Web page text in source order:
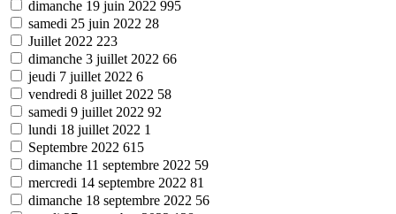
dimanche 19 juin 2022 995
samedi 25 juin 2022 28
Juillet 2022 223
dimanche 3 juillet 2022 66
jeudi 7 juillet 2022 6
vendredi 8 juillet 2022 58
samedi 9 juillet 2022 92
lundi 18 juillet 2022 1
Septembre 2022 615
dimanche 11 septembre 2022 59
mercredi 14 septembre 2022 81
dimanche 18 septembre 2022 56